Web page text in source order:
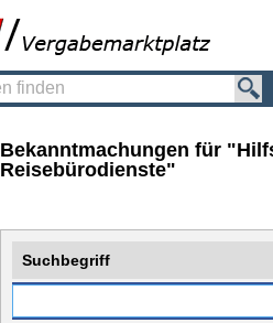
Bekanntmachungen für
Reisebürodienste"
Suchbegriff